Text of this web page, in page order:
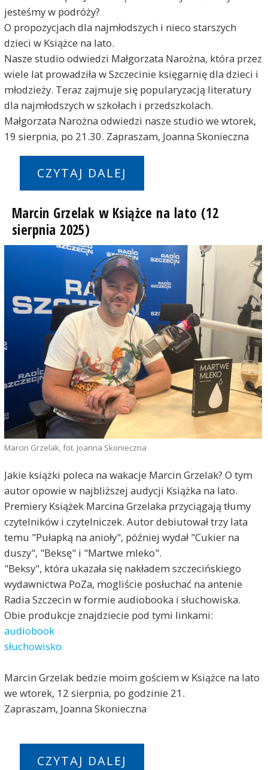
jesteśmy w podróży?
O propozycjach dla najmłodszych i nieco starszych
dzieci w Książce na lato.
Nasze studio odwiedzi Małgorzata Narożna, która przez
wiele lat prowadziła w Szczecinie księgarnię dla dzieci i
młodzieży. Teraz zajmuje się popularyzacją literatury
dla najmłodszych w szkołach i przedszkolach.
Małgorzata Narożna odwiedzi nasze studio we wtorek,
19 sierpnia, po 21.30. Zapraszam, Joanna Skonieczna
CZYTAJ DALEJ
Marcin Grzelak w Książce na lato (12
sierpnia 2025)
Marcin Grzelak, fot. Joanna Skonieczna
Jakie książki poleca na wakacje Marcin Grzelak? O tym
autor opowie w najbliższej audycji Książka na lato.
Premiery Książek Marcina Grzelaka przyciągają tłumy
czytelników i czytelniczek. Autor debiutował trzy lata
temu "Pułapką na anioły", później wydał "Cukier na
duszy", "Beksę" i "Martwe mleko".
"Beksy", która ukazała się nakładem szczecińskiego
wydawnictwa PoZa, mogliście posłuchać na antenie
Radia Szczecin w formie audiobooka i słuchowiska.
Obie produkcje znajdziecie pod tymi linkami:
audiobook
słuchowisko
Marcin Grzelak bedzie moim gościem w Książce na lato
we wtorek, 12 sierpnia, po godzinie 21.
Zapraszam, Joanna Skonieczna
CZYTAJ DALEJ